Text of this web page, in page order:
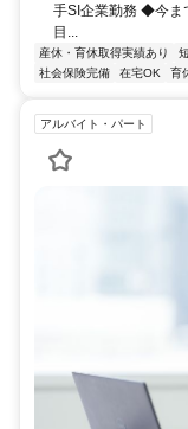
手SI企業勤務 ◆今ま
目...
産休・育休取得実績あり
社会保険完備
在宅OK 育
アルバイト・パート